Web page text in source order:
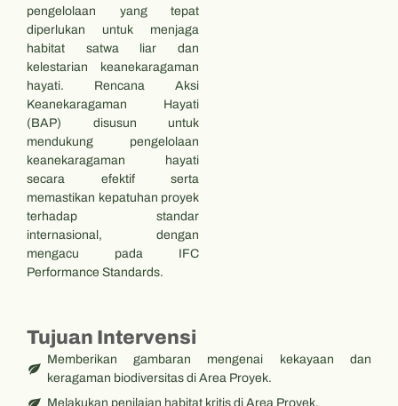
pengelolaan yang tepat
diperlukan untuk menjaga
habitat satwa liar dan
kelestarian keanekaragaman
hayati. Rencana Aksi
Keanekaragaman Hayati
(BAP) disusun untuk
mendukung pengelolaan
keanekaragaman hayati
secara efektif serta
memastikan kepatuhan proyek
terhadap standar
internasional, dengan
mengacu pada IFC
Performance Standards.
Tujuan Intervensi
Memberikan gambaran mengenai kekayaan dan
keragaman biodiversitas di Area Proyek.
Melakukan penilaian habitat kritis di Area Proyek.